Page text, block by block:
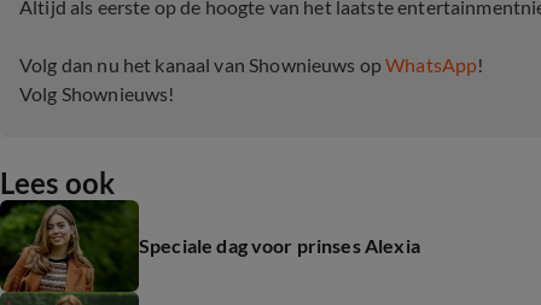
Altijd als eerste op de hoogte van het laatste
Volg dan nu het kanaal van Shownieuws opWhatsApp!
Volg Shownieuws!
Lees ook
Speciale dag voor prinses Alexia